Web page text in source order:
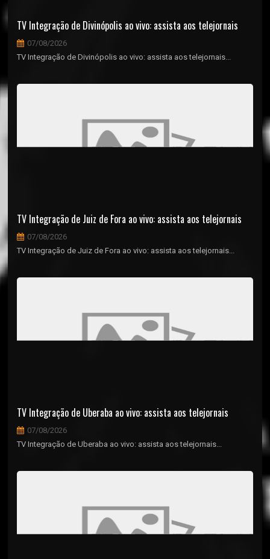
TV Integração de Divinópolis ao vivo: assista aos telejornais
07/08/2026
TV Integração de Divinópolis ao vivo: assista aos telejornais...
TV Integração de Juiz de Fora ao vivo: assista aos telejornais
07/08/2026
TV Integração de Juiz de Fora ao vivo: assista aos telejornais...
TV Integração de Uberaba ao vivo: assista aos telejornais
07/08/2026
TV Integração de Uberaba ao vivo: assista aos telejornais...